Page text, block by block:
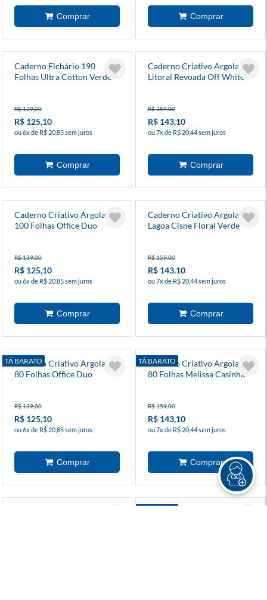
Caderno Fichário 190
Folhas Ultra Cotton Verde
R$ 139,00
R$ 125,10
ou 6x de R$ 20,85 sem juros
Caderno Criativo Argolado
Litoral Revoada Off White
R$ 159,00
R$ 143,10
ou 7x de R$ 20,44 sem juros
Caderno Criativo Argolado
100 Folhas Office Duo
R$ 139,00
R$ 125,10
ou 6x de R$ 20,85 sem juros
Caderno Criativo Argolado
Lagoa Cisne Floral Verde
R$ 159,00
R$ 143,10
ou 7x de R$ 20,44 sem juros
TÁ BARATO
Caderno Criativo Argolado
80 Folhas Office Duo
R$ 139,00
R$ 125,10
ou 6x de R$ 20,85 sem juros
TÁ BARATO
Caderno Criativo Argolado
80 Folhas Melissa Casinha
R$ 159,00
R$ 143,10
ou 7x de R$ 20,44 sem juros